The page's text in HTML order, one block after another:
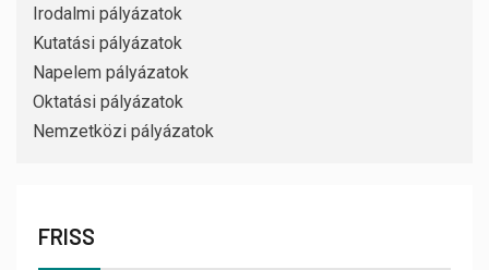
Irodalmi pályázatok
Kutatási pályázatok
Napelem pályázatok
Oktatási pályázatok
Nemzetközi pályázatok
FRISS